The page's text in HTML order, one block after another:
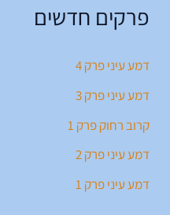
פרקים חדשים
דמע עיני פרק 4
דמע עיני פרק 3
קרוב רחוק פרק 1
דמע עיני פרק 2
דמע עיני פרק 1